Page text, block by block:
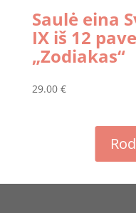
Saulė eina
IX iš 12
„Zodiakas“
29.00 €